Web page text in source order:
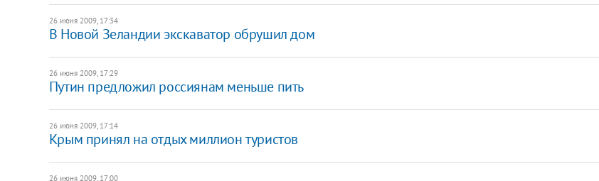
26 июня 2009, 17:34
В Новой Зеландии экскаватор обрушил дом
26 июня 2009, 17:29
Путин предложил россиянам меньше пить
26 июня 2009, 17:14
Крым принял на отдых миллион туристов
26 июня 2009, 17:00